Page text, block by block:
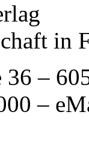
in
36 –
–